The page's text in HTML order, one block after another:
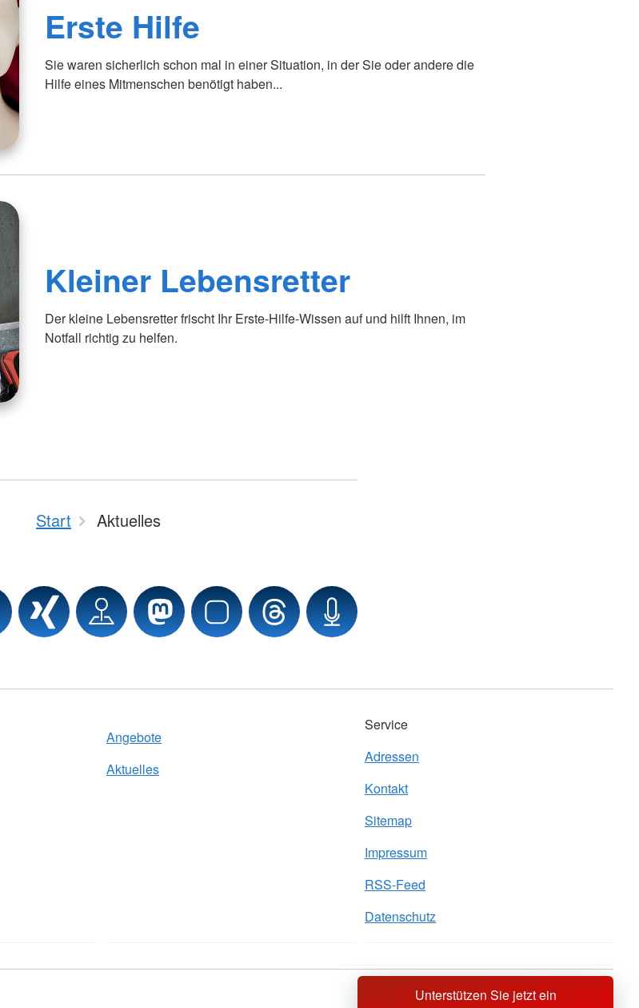
Erste Hilfe
Sie waren sicherlich schon mal in einer Situation, in der Sie oder andere die
Hilfe eines Mitmenschen benötigt haben...
Kleiner Lebensretter
Der kleine Lebensretter frischt Ihr Erste-Hilfe-Wissen auf und hilft Ihnen, im
Notfall richtig zu helfen.
Unterstützen Sie jetzt ein
Start Aktuelles
Angebote
Aktuelles
Service
Adressen
Kontakt
Sitemap
Impressum
RSS-Feed
Datenschutz
Sprache wechseln zu